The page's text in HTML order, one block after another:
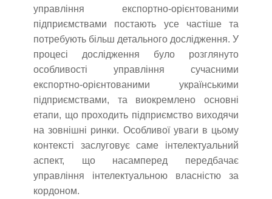
управління експортно-орієнтованими
підприємствами постають усе частіше та
потребують більш детального дослідження. У
процесі дослідження було розглянуто
особливості управління сучасними
експортно-орієнтованими українськими
підприємствами, та виокремлено основні
етапи, що проходить підприємство виходячи
на зовнішні ринки. Особливої уваги в цьому
контексті заслуговує саме інтелектуальний
аспект, що насамперед передбачає
управління інтелектуальною власністю за
кордоном.